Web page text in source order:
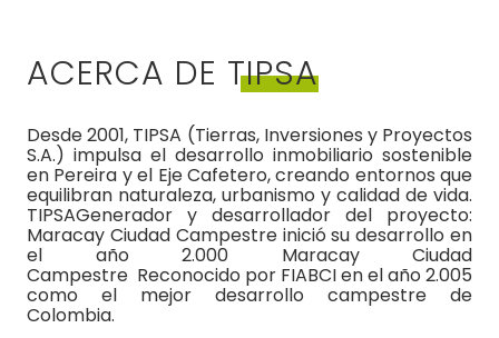
ACERCA DE TIPSA
Desde 2001, TIPSA (Tierras, Inversiones y Proyectos
S.A.) impulsa el desarrollo inmobiliario sostenible
en Pereira y el Eje Cafetero, creando entornos que
equilibran naturaleza, urbanismo y calidad de vida.
TIPSAGenerador y desarrollador del proyecto:
Maracay Ciudad Campestre inició su desarrollo en
el año 2.000 Maracay Ciudad
Campestre Reconocido por FIABCI en el año 2.005
como el mejor desarrollo campestre de
Colombia.